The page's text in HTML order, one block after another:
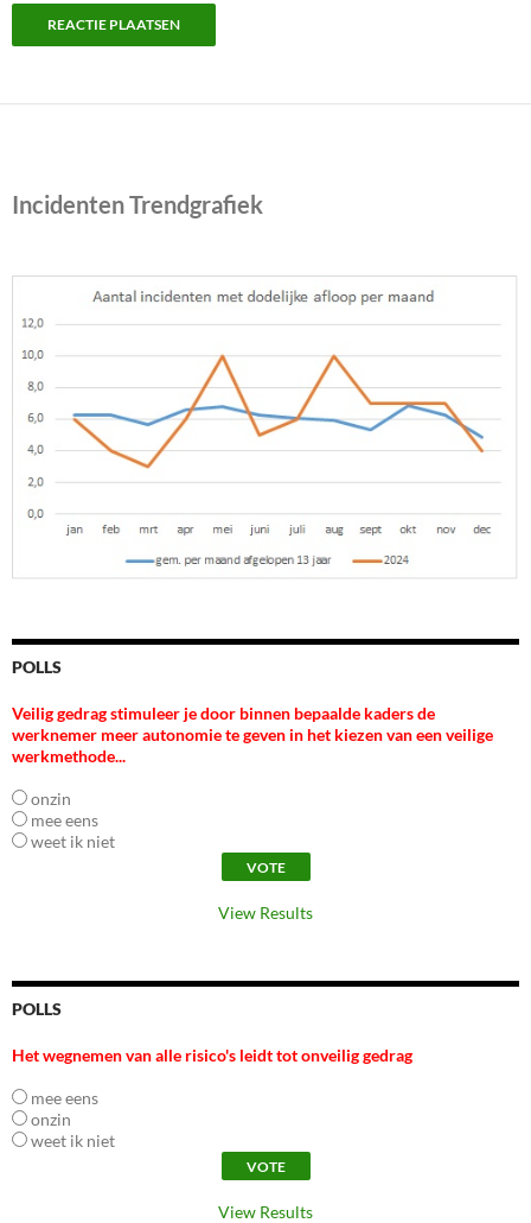
Incidenten Trendgrafiek
POLLS
Veilig gedrag stimuleer je door binnen bepaalde kaders de
werknemer meer autonomie te geven in het kiezen van een veilige
werkmethode...
onzin
mee eens
weet ik niet
View Results
POLLS
Het wegnemen van alle risico's leidt tot onveilig gedrag
mee eens
onzin
weet ik niet
View Results